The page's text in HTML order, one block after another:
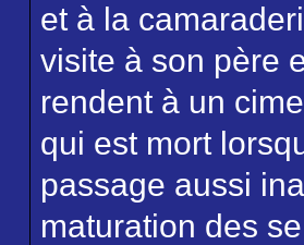
et à la
visite à son père
rendent à un
qui est mort
passage aussi
maturation des